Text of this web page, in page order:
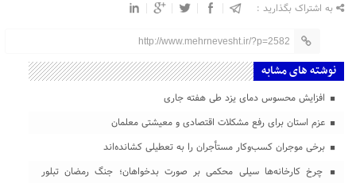
به اشتراک بگذارید :
http://www.mehrnevesht.ir/?p=2582
نوشته های مشابه
افزایش محسوس دمای یزد طی هفته جاری
عزم استان برای رفع مشکلات اقتصادی و معیشتی معلمان
برخی موجران کسب‌وکار مستأجران را به تعطیلی کشانده‌اند
چرخ کارخانه‌ها سیلی محکمی بر صورت بدخواهان؛ جنگ رمضان تبلور